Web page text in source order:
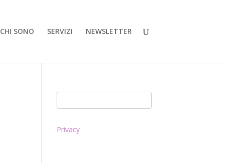
CHI SONO SERVIZI NEWSLETTER
Privacy